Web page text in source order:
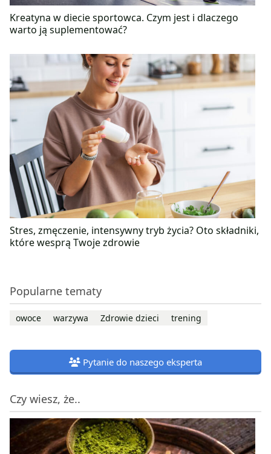
Kreatyna w diecie sportowca. Czym jest i dlaczego
warto ją suplementować?
Stres, zmęczenie, intensywny tryb życia? Oto składniki,
które wesprą Twoje zdrowie
Popularne tematy
owoce warzywa Zdrowie dzieci trening
Pytanie do naszego eksperta
Czy wiesz, że..